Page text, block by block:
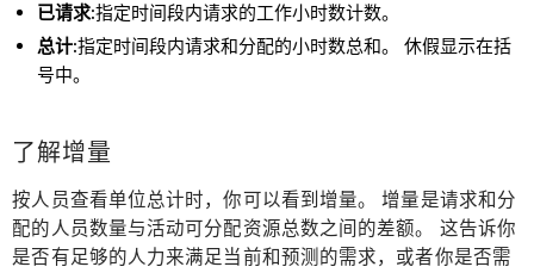
已请求:指定时间段内请求的工作小时数计数。
总计:指定时间段内请求和分配的小时数总和。 休假显示在括
号中。
了解增量
按人员查看单位总计时，你可以看到增量。 增量是请求和分
配的人员数量与活动可分配资源总数之间的差额。 这告诉你
是否有足够的人力来满足当前和预测的需求，或者你是否需